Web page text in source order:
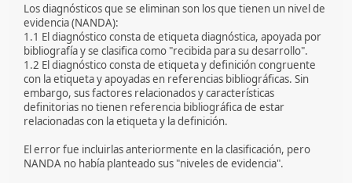
Los diagnósticos que se eliminan son los que tienen un nivel de
evidencia (NANDA):
1.1 El diagnóstico consta de etiqueta diagnóstica, apoyada por
bibliografía y se clasifica como "recibida para su desarrollo".
1.2 El diagnóstico consta de etiqueta y definición congruente
con la etiqueta y apoyadas en referencias bibliográficas. Sin
embargo, sus factores relacionados y características
definitorias no tienen referencia bibliográfica de estar
relacionadas con la etiqueta y la definición.
El error fue incluirlas anteriormente en la clasificación, pero
NANDA no había planteado sus "niveles de evidencia".